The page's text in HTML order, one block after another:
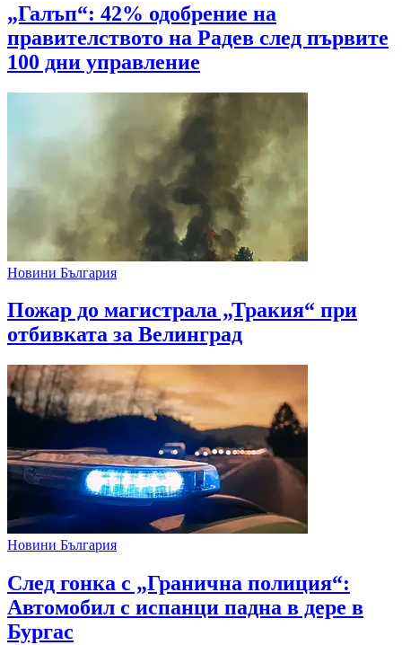
„Галъп“: 42% одобрение на
правителството на Радев след първите
100 дни управление
Новини България
Пожар до магистрала „Тракия“ при
отбивката за Велинград
Новини България
След гонка с „Гранична полиция“:
Автомобил с испанци падна в дере в
Бургас